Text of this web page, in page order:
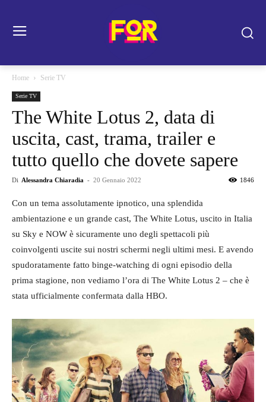
Home Serie TV
Serie TV
The White Lotus 2, data di
uscita, cast, trama, trailer e
tutto quello che dovete sapere
Di Alessandra Chiaradia - 20 Gennaio 2022 1846
Con un tema assolutamente ipnotico, una splendida
ambientazione e un grande cast, The White Lotus, uscito in Italia
su Sky e NOW è sicuramente uno degli spettacoli più
coinvolgenti uscite sui nostri schermi negli ultimi mesi. E avendo
spudoratamente fatto binge-watching di ogni episodio della
prima stagione, non vediamo l’ora di The White Lotus 2 – che è
stata ufficialmente confermata dalla HBO.